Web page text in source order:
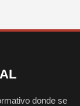
donde se